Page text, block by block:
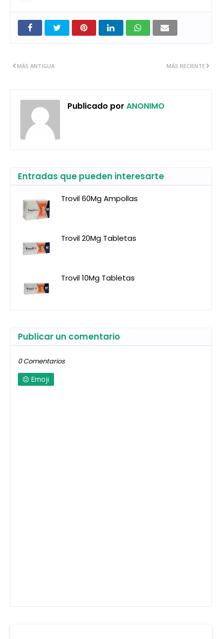
MÁS RECIENTE
MÁS ANTIGUA
Publicado por ANONIMO
Entradas que pueden interesarte
Trovil 60Mg Ampollas
Trovil 20Mg Tabletas
Trovil 10Mg Tabletas
Publicar un comentario
0 Comentarios
Emoji